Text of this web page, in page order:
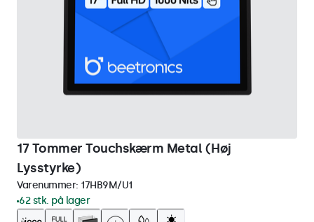
17 Tommer Touchskærm Metal (Høj
Lysstyrke)
Varenummer: 17HB9M/U1
62 stk. på lager